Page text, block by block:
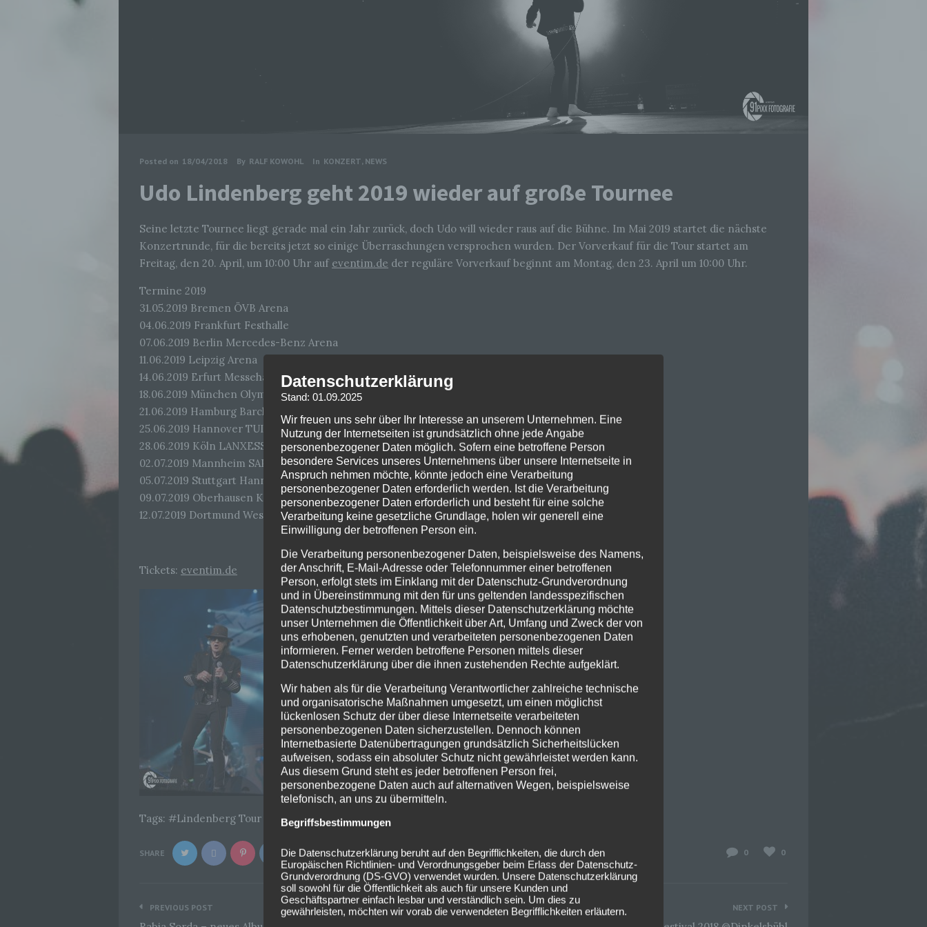
Posted on 18/04/2018 By RALF KOWOHL In KONZERT, NEWS
Udo Lindenberg geht 2019 wieder auf große Tournee
Seine letzte Tournee liegt gerade mal ein Jahr zurück, doch Udo will wieder raus auf die Bühne. Im Mai 2019 startet die nächste
Konzertrunde, für die bereits jetzt so einige Überraschungen versprochen wurden. Der Vorverkauf für die Tour startet am
Freitag, den 20. April, um 10:00 Uhr auf eventim.de der reguläre Vorverkauf beginnt am Montag, den 23. April um 10:00 Uhr.
Termine 2019
31.05.2019 Bremen ÖVB Arena
04.06.2019 Frankfurt Festhalle
07.06.2019 Berlin Mercedes-Benz Arena
11.06.2019 Leipzig Arena
14.06.2019 Erfurt Messehalle
18.06.2019 München Olympiahalle
21.06.2019 Hamburg Barclaycard Arena
25.06.2019 Hannover TUI Arena
28.06.2019 Köln LANXESS arena
02.07.2019 Mannheim SAP Arena
05.07.2019 Stuttgart Hanns-Martin-Schleyer-Halle
09.07.2019 Oberhausen König-Pilsener-Arena
12.07.2019 Dortmund Westfalenhalle
Tickets: eventim.de
Tags: Lindenberg Tour 2019
SHARE 0 0
Beitragsnavigation
PREVIOUS POST NEXT POST
Datenschutzerklärung
Stand: 01.09.2025
Wir freuen uns sehr über Ihr Interesse an unserem Unternehmen. Eine
Nutzung der Internetseiten ist grundsätzlich ohne jede Angabe
personenbezogener Daten möglich. Sofern eine betroffene Person
besondere Services unseres Unternehmens über unsere Internetseite in
Anspruch nehmen möchte, könnte jedoch eine Verarbeitung
personenbezogener Daten erforderlich werden. Ist die Verarbeitung
personenbezogener Daten erforderlich und besteht für eine solche
Verarbeitung keine gesetzliche Grundlage, holen wir generell eine
Einwilligung der betroffenen Person ein.
Die Verarbeitung personenbezogener Daten, beispielsweise des Namens,
der Anschrift, E-Mail-Adresse oder Telefonnummer einer betroffenen
Person, erfolgt stets im Einklang mit der Datenschutz-Grundverordnung
und in Übereinstimmung mit den für uns geltenden landesspezifischen
Datenschutzbestimmungen. Mittels dieser Datenschutzerklärung möchte
unser Unternehmen die Öffentlichkeit über Art, Umfang und Zweck der von
uns erhobenen, genutzten und verarbeiteten personenbezogenen Daten
informieren. Ferner werden betroffene Personen mittels dieser
Datenschutzerklärung über die ihnen zustehenden Rechte aufgeklärt.
Wir haben als für die Verarbeitung Verantwortlicher zahlreiche technische
und organisatorische Maßnahmen umgesetzt, um einen möglichst
lückenlosen Schutz der über diese Internetseite verarbeiteten
personenbezogenen Daten sicherzustellen. Dennoch können
Internetbasierte Datenübertragungen grundsätzlich Sicherheitslücken
aufweisen, sodass ein absoluter Schutz nicht gewährleistet werden kann.
Aus diesem Grund steht es jeder betroffenen Person frei,
personenbezogene Daten auch auf alternativen Wegen, beispielsweise
telefonisch, an uns zu übermitteln.
Begriffsbestimmungen
Die Datenschutzerklärung beruht auf den Begrifflichkeiten, die durch den
Europäischen Richtlinien- und Verordnungsgeber beim Erlass der Datenschutz-
Grundverordnung (DS-GVO) verwendet wurden. Unsere Datenschutzerklärung
soll sowohl für die Öffentlichkeit als auch für unsere Kunden und
Geschäftspartner einfach lesbar und verständlich sein. Um dies zu
gewährleisten, möchten wir vorab die verwendeten Begrifflichkeiten erläutern.